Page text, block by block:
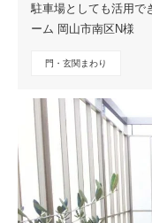
駐車場としても活用で
ーム 岡山市南区N様
門・玄関まわり